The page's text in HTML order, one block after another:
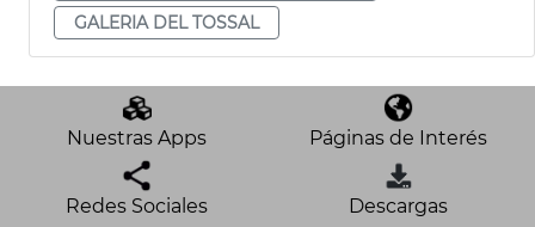
GALERIA DEL TOSSAL
Nuestras Apps Páginas de Interés
Redes Sociales Descargas